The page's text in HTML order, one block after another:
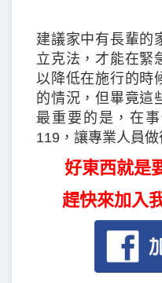
建議家中有長輩的
立克法，才能在緊
以降低在施行的時
的情況，但畢竟這
最重要的是，在
119，讓專業人員做
好東西就是
趕快來加入